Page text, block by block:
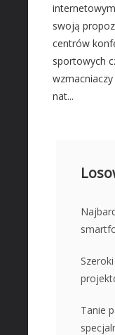
swoją
centrów
sportowych
nat...
Tanie